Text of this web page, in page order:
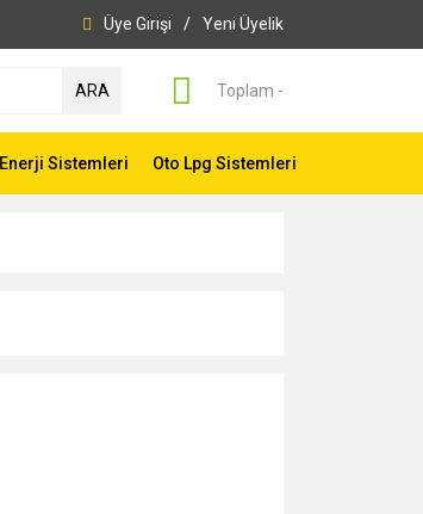
Üye Girişi / Yeni Üyelik
ARA Toplam -
Sistemleri Oto Lpg Sistemleri